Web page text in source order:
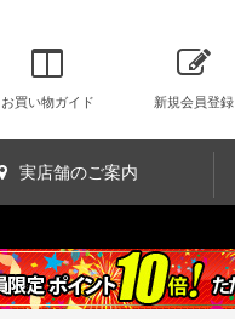
お買い物ガイド 新規会員登録
実店舗のご案内